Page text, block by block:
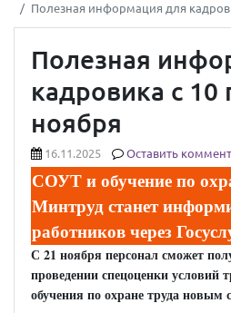
Полезная информация для
Полезная
кадровика с 10
ноября
16.11.2025 Оставить
СОУТ и обучение по
Минтруд станет
работников через
С 21 ноября персонал сможет
проведении спецоценки условий
обучения по охране труда новым